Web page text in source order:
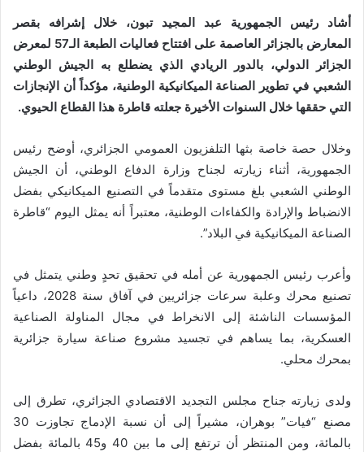
أشاد رئيس الجمهورية عبد المجيد تبون، خلال إشرافه بقصر
المعارض بالجزائر العاصمة على افتتاح فعاليات الطبعة الـ57 لمعرض
الجزائر الدولي، بالدور الريادي الذي يضطلع به الجيش الوطني
الشعبي في تطوير الصناعة الميكانيكية الوطنية، مؤكداً أن الإنجازات
التي حققها خلال السنوات الأخيرة جعلته قاطرة هذا القطاع الحيوي.
وخلال حصة خاصة بثها التلفزيون العمومي الجزائري، أوضح رئيس
الجمهورية، أثناء زيارته لجناح وزارة الدفاع الوطني، أن الجيش
الوطني الشعبي بلغ مستوى متقدماً في التصنيع الميكانيكي بفضل
الانضباط والإرادة والكفاءات الوطنية، معتبراً أنه يمثل اليوم “قاطرة
الصناعة الميكانيكية في البلاد”.
وأعرب رئيس الجمهورية عن أمله في تحقيق تحدٍ وطني يتمثل في
تصنيع محرك وعلبة سرعات جزائريين في آفاق سنة 2028، داعياً
المؤسسات الناشئة إلى الانخراط في مجال المناولة الصناعية
العسكرية، بما يساهم في تجسيد مشروع صناعة سيارة جزائرية
بمحرك محلي.
ولدى زيارته جناح مجلس التجديد الاقتصادي الجزائري، تطرق إلى
مصنع “فيات” بوهران، مشيراً إلى أن نسبة الإدماج تجاوزت 30
بالمائة، ومن المنتظر أن ترتفع إلى ما بين 40 و45 بالمائة بفضل